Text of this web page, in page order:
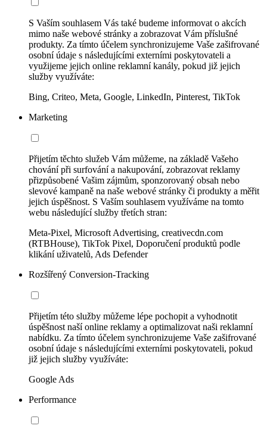
S Vaším souhlasem Vás také budeme informovat o akcích
mimo naše webové stránky a zobrazovat Vám příslušné
produkty. Za tímto účelem synchronizujeme Vaše zašifrované
osobní údaje s následujícími externími poskytovateli a
využijeme jejich online reklamní kanály, pokud již jejich
služby využíváte:
Bing, Criteo, Meta, Google, LinkedIn, Pinterest, TikTok
Marketing
Přijetím těchto služeb Vám můžeme, na základě Vašeho
chování při surfování a nakupování, zobrazovat reklamy
přizpůsobené Vašim zájmům, sponzorovaný obsah nebo
slevové kampaně na naše webové stránky či produkty a měřit
jejich úspěšnost. S Vaším souhlasem využíváme na tomto
webu následující služby třetích stran:
Meta-Pixel, Microsoft Advertising, creativecdn.com
(RTBHouse), TikTok Pixel, Doporučení produktů podle
klikání uživatelů, Ads Defender
Rozšířený Conversion-Tracking
Přijetím této služby můžeme lépe pochopit a vyhodnotit
úspěšnost naší online reklamy a optimalizovat naši reklamní
nabídku. Za tímto účelem synchronizujeme Vaše zašifrované
osobní údaje s následujícími externími poskytovateli, pokud
již jejich služby využíváte:
Google Ads
Performance